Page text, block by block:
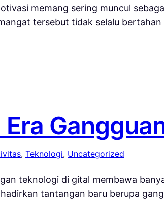
memang sering muncul
tersebut tidak selalu
, Teknologi, Uncategorized
teknologi di gital membawa
tantangan baru berupa